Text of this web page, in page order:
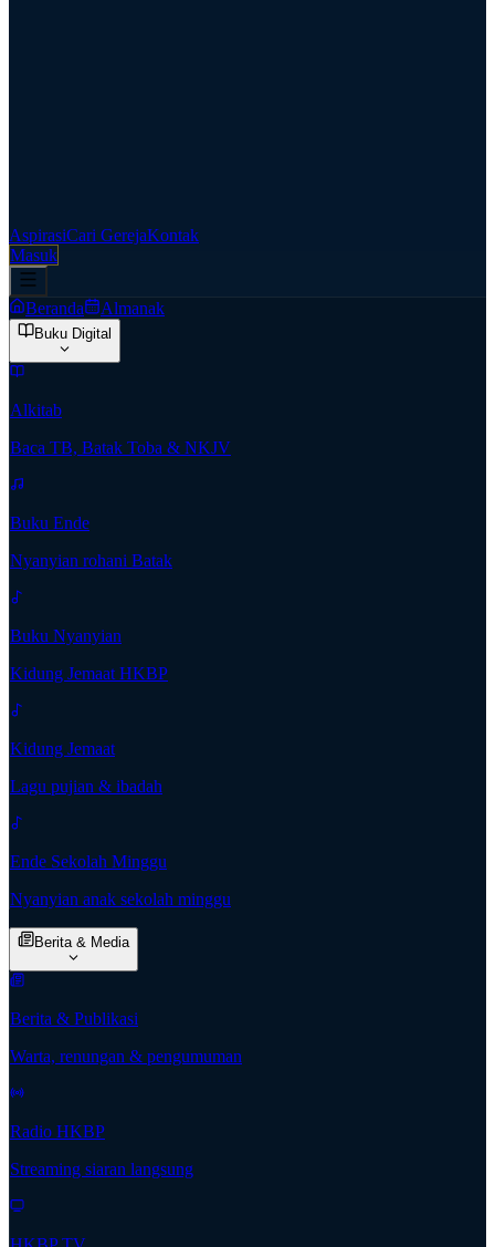
AspirasiCari GerejaKontak
Masuk
Beranda Almanak
Buku Digital
Alkitab
Baca TB, Batak Toba & NKJV
Buku Ende
Nyanyian rohani Batak
Buku Nyanyian
Kidung Jemaat HKBP
Kidung Jemaat
Lagu pujian & ibadah
Ende Sekolah Minggu
Nyanyian anak sekolah minggu
Berita & Media
Berita & Publikasi
Warta, renungan & pengumuman
Radio HKBP
Streaming siaran langsung